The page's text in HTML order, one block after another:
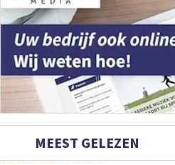
MEEST GELEZEN